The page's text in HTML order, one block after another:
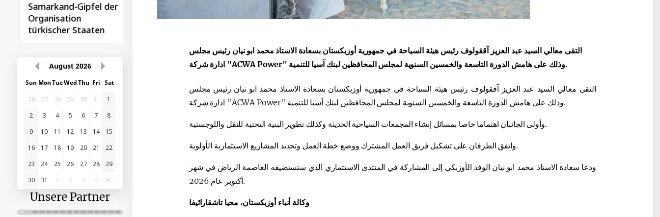
Samarkand-Gipfel der
Organisation
türkischer Staaten
Das erste
Gipfeltreffen
August 2026
Sun MonTueWedThu Fri Sat
26
27 28 29 30 31
1
2
3 4 5 6 7
8
9
10 11 12 13 14
15
16
17 18 19 20 21
22
23
24 25 26 27 28
29
30
31 1 2 3 4 5
Unsere Partner
التقى معالي السيد عبد العزيز آققولوف رئيس هيئة السياحة في جمهورية أوزبكستان بسعادة الاستاذ محمد ابو نيان رئيس مجلس
ادارة شركة "ACWA Power" وذلك على هامش الدورة التاسعة والخمسين السنوية لمجلس المحافظين لبنك آسيا للتنمية.
التقى معالي السيد عبد العزيز آققولوف رئيس هيئة السياحة في جمهورية أوزبكستان بسعادة الاستاذ محمد ابو نيان رئيس مجلس
"ACWA Power " وذلك على هامش الدورة التاسعة والخمسين السنوية لمجلس المحافظين لبنك آسيا للتنمية.
وأولى الجانبان اهتماما خاصا بمسائل إنشاء المجمعات السياحية الحديثة وكذلك تطوير البنية التحتية للنقل واللوجستية.
واتفق الطرفان على تشكيل فريق العمل المشترك ووضع خطة العمل وتحديد المشاريع الاستثمارية الأولوية.
ودعا سعادة الاستاذ محمد ابو نيان الوفد الأوزبكي إلى المشاركة في المنتدى الاستثماري الذي ستستضيفه العاصمة الرياض في شهر
أكتوبر عام 2026.
وكالة أنباء أوزبكستان، محيا تاشقارائيفا